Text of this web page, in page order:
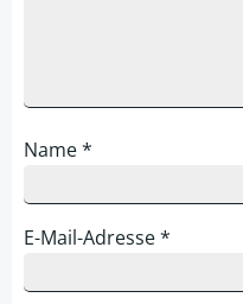
Name*
E-Mail-Adresse*